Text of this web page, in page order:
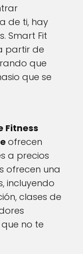
de ti, hay
Smart Fit
partir de
que
que se
Fitness
ofrecen
a precios
ofrecen una
incluyendo
clases de
no te